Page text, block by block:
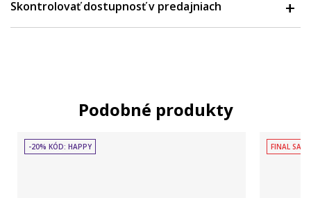
Skontrolovať dostupnosť v predajniach
Podobné produkty
-20% KÓD: HAPPY FINAL SALE